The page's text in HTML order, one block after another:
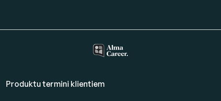
Produktu termini klientiem